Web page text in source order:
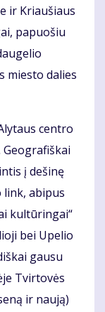
ir Kriaušiaus
papuošiu
miesto dalies
cen­tro
į de­ši­nę
link, abi­pus
kul­tū­rin­gai“
bei Upe­lio
gausu
Tvir­to­vės
ir nau­ją)